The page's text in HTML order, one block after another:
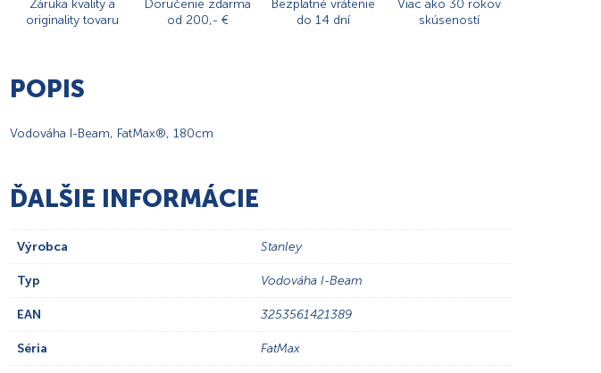
Záruka kvality a
originality tovaru
Doručenie zdarma
od 200,- €
Bezplatné vrátenie
do 14 dní
Viac ako 30 rokov
skúseností
POPIS
Vodováha I-Beam, FatMax®, 180cm
ĎALŠIE INFORMÁCIE
Výrobca Stanley
Typ Vodováha I-Beam
EAN 3253561421389
Séria FatMax